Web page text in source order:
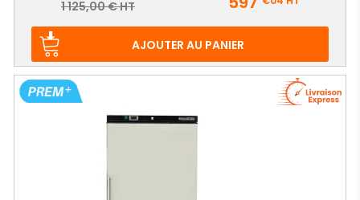
Prix
1 125,00 € HT
AJOUTER AU PANIER